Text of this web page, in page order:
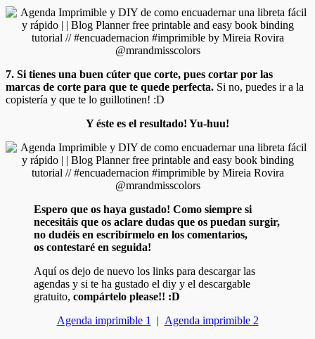
7. Si tienes una buen cúter que corte, pues cortar por las
marcas de corte para que te quede perfecta. Si no, puedes ir a la
copistería y que te lo guillotinen! :D
Y éste es el resultado! Yu-huu!
Espero que os haya gustado! Como siempre si
necesitáis que os aclare dudas que os puedan surgir,
no dudéis en escribírmelo en los comentarios,
os contestaré en seguida!
Aquí os dejo de nuevo los links para descargar las
agendas y si te ha gustado el diy y el descargable
gratuito, compártelo please!! :D
Agenda imprimible 1
| Agenda imprimible 2